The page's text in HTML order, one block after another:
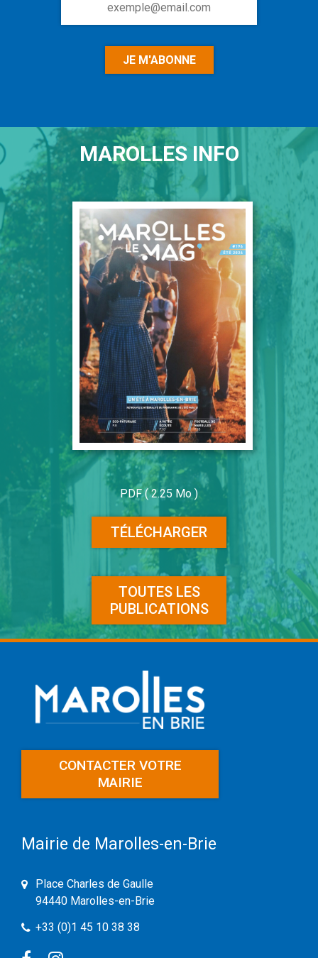
à
newsletter
MAROLLES INFO
PDF ( 2.25 Mo )
TÉLÉCHARGER
TOUTES LES
PUBLICATIONS
CONTACTER VOTRE
MAIRIE
Mairie de Marolles-en-Brie
Place Charles de Gaulle
94440 Marolles-en-Brie
+33 (0)1 45 10 38 38